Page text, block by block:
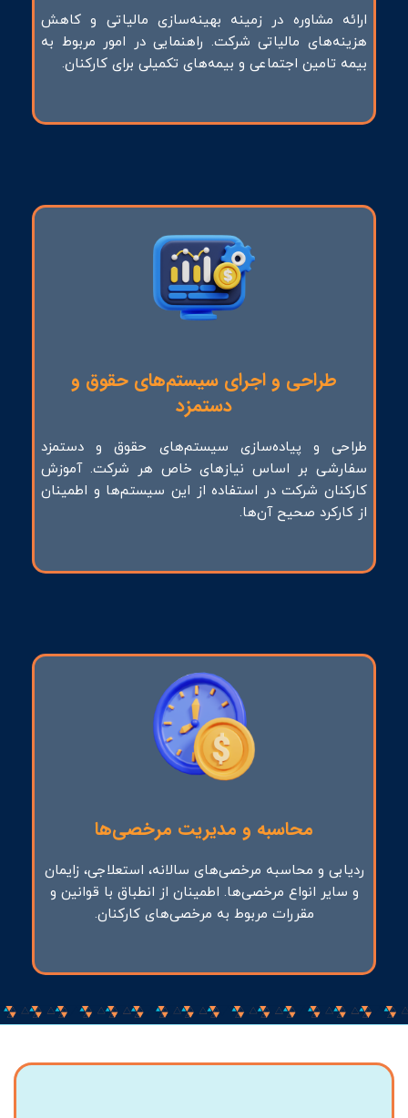
ارائه مشاوره در زمینه بهینه‌سازی مالیاتی و کاهش
هزینه‌های مالیاتی شرکت. راهنمایی در امور مربوط به
بیمه تامین اجتماعی و بیمه‌های تکمیلی برای کارکنان.
طراحی و اجرای سیستم‌های حقوق و
دستمزد
طراحی و پیاده‌سازی سیستم‌های حقوق و دستمزد
سفارشی بر اساس نیازهای خاص هر شرکت. آموزش
کارکنان شرکت در استفاده از این سیستم‌ها و اطمینان
از کارکرد صحیح آن‌ها.
محاسبه و مدیریت مرخصی‌ها
ردیابی و محاسبه مرخصی‌های سالانه، استعلاجی، زایمان
و سایر انواع مرخصی‌ها. اطمینان از انطباق با قوانین و
مقررات مربوط به مرخصی‌های کارکنان.